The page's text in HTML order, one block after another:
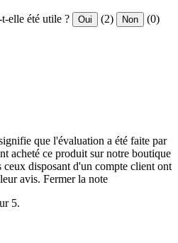
elle été utile ? Oui (2) Non (0)
que l'évaluation a été faite par
acheté ce produit sur notre boutique
disposant d'un compte client ont
avis. Fermer la note
5.